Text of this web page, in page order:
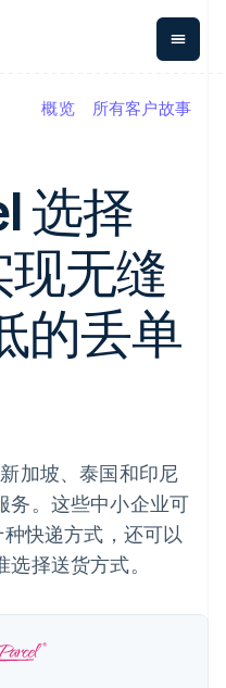
期
资金管
Global
Payouts
向第三
方打款
Crypto
钱包、
稳定币
发行和
平台
管理服
大会
概览 所有客户故事
选择
无缝
的丢单
加坡、泰国和印尼
务。这些中小企业可
快递方式，还可以
择送货方式。